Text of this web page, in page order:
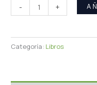
- +
Categoría: Libros